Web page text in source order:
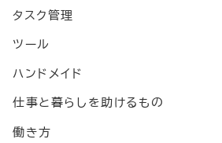
タスク管理
ツール
ハンドメイド
仕事と暮らしを助けるもの
働き方